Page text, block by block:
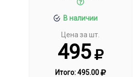
В наличии
Цена за шт.
495
Итого:495.00